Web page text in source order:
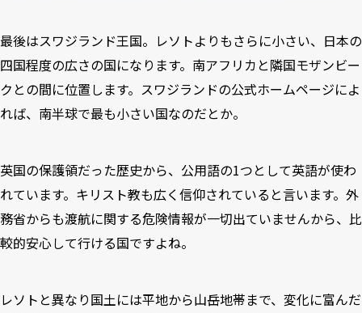
最後はスワジランド王国。レソトよりもさらに小さい、日本の
四国程度の広さの国になります。南アフリカと隣国モザンビー
クとの間に位置します。スワジランドの公式ホームページによ
れば、南半球で最も小さい国なのだとか。
英国の保護領だった歴史から、公用語の1つとして英語が使わ
れています。キリスト教も広く信仰されていると言います。外
務省からも渡航に関する危険情報が一切出ていませんから、比
較的安心して行ける国ですよね。
レソトと異なり国土には平地から山岳地帯まで、変化に富んだ